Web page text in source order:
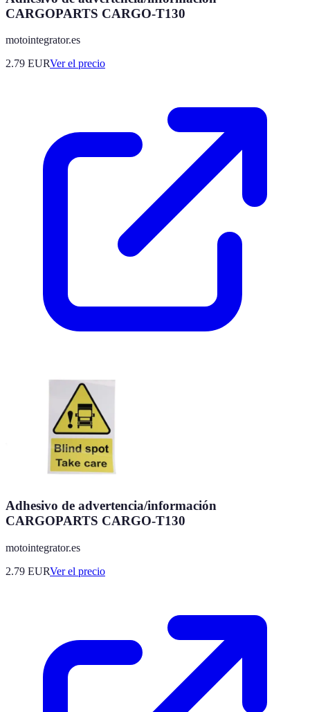
CARGOPARTS CARGO-T130
motointegrator.es
2.79 EURVer el precio
Adhesivo de advertencia/información
CARGOPARTS CARGO-T130
motointegrator.es
2.79 EURVer el precio